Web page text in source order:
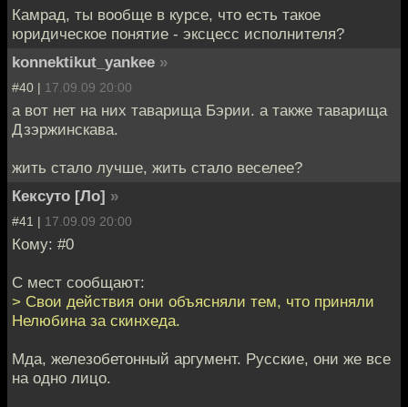
Камрад, ты вообще в курсе, что есть такое
юридическое понятие - эксцесс исполнителя?
konnektikut_yankee »
#40 | 17.09.09 20:00
а вот нет на них таварища Бэрии. а также таварища
Дзэржинскава.
жить стало лучше, жить стало веселее?
Кексуто [Ло] »
#41 | 17.09.09 20:00
Кому: #0
С мест сообщают:
> Свои действия они объясняли тем, что приняли
Нелюбина за скинхеда.
Мда, железобетонный аргумент. Русские, они же все
на одно лицо.